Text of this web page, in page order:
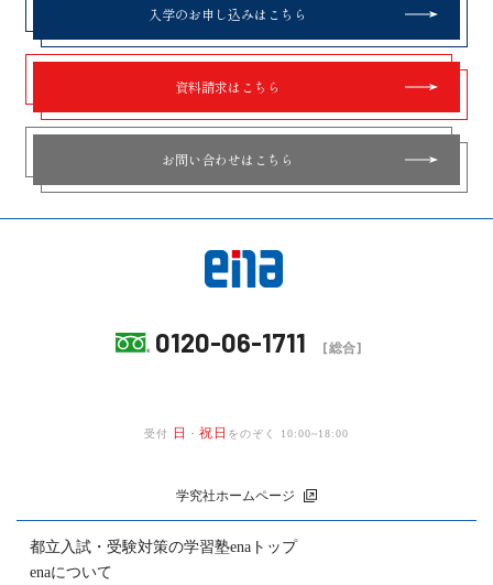
入学のお申し込みはこちら
資料請求はこちら
お問い合わせはこちら
0120-06-1711 [総合]
受付 日 ・ 祝日 をのぞく 10:00~18:00
学究社ホームページ
都立入試・受験対策の学習塾enaトップ
enaについて